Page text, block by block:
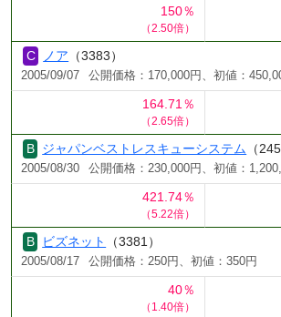
150％
（2.50倍）
ノア （3383）
2005/09/07 公開価格：170,000円、初値：
164.71％
（2.65倍）
ジャパンベストレスキューシステム （
2005/08/30 公開価格：230,000円、初値：
421.74％
（5.22倍）
ビズネット （3381）
2005/08/17 公開価格：250円、初値：350円
40％
（1.40倍）